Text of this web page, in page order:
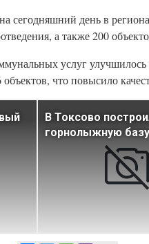
сегодняшний день в
а также 200
услуг
что повысило
В Токсово
горнолыжную базу